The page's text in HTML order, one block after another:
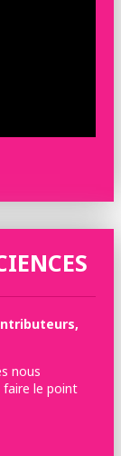
nous
faire le point